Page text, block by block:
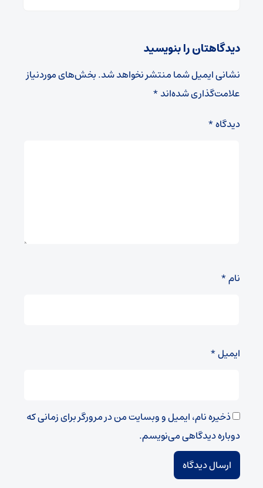
دیدگاهتان را بنویسید
نشانی ایمیل شما منتشر نخواهد شد.بخش‌های موردنیاز
علامت‌گذاری شده‌اند*
دیدگاه*
نام*
ایمیل*
ذخیره نام، ایمیل و وبسایت من در مرورگر برای زمانی که
دوباره دیدگاهی می‌نویسم.